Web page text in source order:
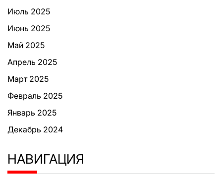
Июль 2025
Июнь 2025
Май 2025
Апрель 2025
Март 2025
Февраль 2025
Январь 2025
Декабрь 2024
НАВИГАЦИЯ